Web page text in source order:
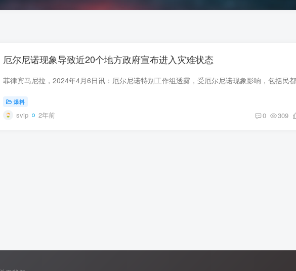
厄尔尼诺现象导致近20个地方政府宣布进入灾难状态
爆料
svip 2年前 0 309